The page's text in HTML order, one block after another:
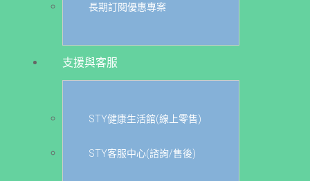
長期訂閱優惠專案
支援與客服
STY健康生活館(線上零售)
STY客服中心(諮詢/售後)